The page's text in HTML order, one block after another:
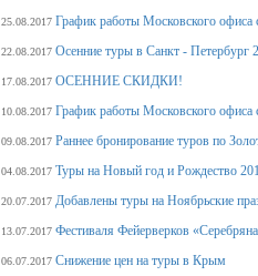
25.08.2017 График работы Московского офиса
22.08.2017 Осенние туры в Санкт - Петербург
17.08.2017 ОСЕННИЕ СКИДКИ!
10.08.2017 График работы Московского офиса
09.08.2017 Раннее бронирование туров по
04.08.2017 Туры на Новый год и Рождество
20.07.2017 Добавлены туры на Ноябрьские
13.07.2017 Фестиваля Фейерверков
06.07.2017 Снижение цен на туры в Крым